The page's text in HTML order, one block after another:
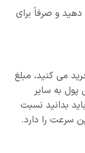
و صرفاً برای
می کنید، مبلغ
پول به سایر
باید بدانید نسبت
سرعت را دارد.